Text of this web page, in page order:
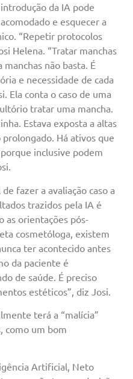
da IA pode
e esquecer a
“Repetir protocolos
Helena. “Tratar manchas
não basta. É
e necessidade de cada
Ela conta o caso de uma
tratar uma mancha.
Estava exposta a altas
Há ativos que
inclusive podem
fazer a avaliação caso a
trazidos pela IA é
as orientações pós-
cosmetóloga, existem
ter acontecido antes
da paciente é
de saúde. É preciso
estéticos”, diz Josi.
terá a “malícia”
como um bom
Artificial, Neto